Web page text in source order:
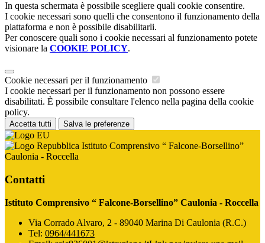
In questa schermata è possibile scegliere quali cookie consentire.
I cookie necessari sono quelli che consentono il funzionamento della
piattaforma e non è possibile disabilitarli.
Per conoscere quali sono i cookie necessari al funzionamento potete
visionare la COOKIE POLICY.
Cookie necessari per il funzionamento
I cookie necessari per il funzionamento non possono essere
disabilitati. È possibile consultare l'elenco nella pagina della cookie
policy.
Accetta tutti Salva le preferenze
Istituto Comprensivo “ Falcone-Borsellino”
Caulonia - Roccella
Contatti
Istituto Comprensivo “ Falcone-Borsellino” Caulonia - Roccella
Via Corrado Alvaro, 2 - 89040 Marina Di Caulonia (R.C.)
Tel: 0964/441673